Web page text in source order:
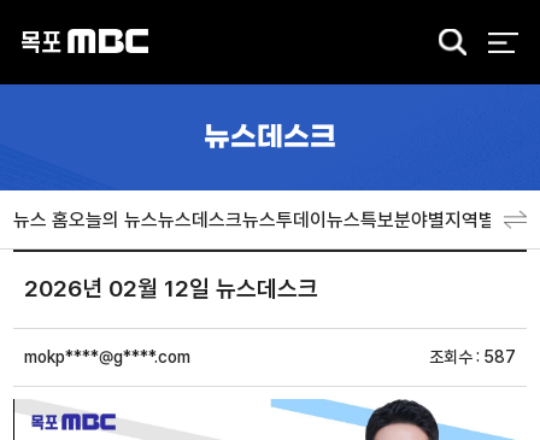
검
뉴스데스크
뉴스 홈오늘의 뉴스뉴스데스크뉴스투데이뉴스특보분야별지역별 뉴스
2026년 02월 12일 뉴스데스크
mokp****@g****.com 조회수 : 587